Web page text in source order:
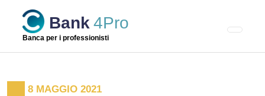
content
Bank 4Pro
Banca per i professionisti
8 MAGGIO 2021